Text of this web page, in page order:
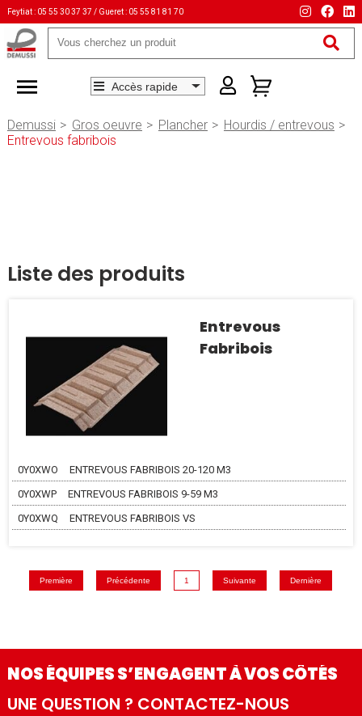
Feytiat : 05 55 30 37 37 / Gueret : 05 55 81 81 70
Mots-
clés
Demussi Gros oeuvre Plancher
Hourdis / entrevous
Entrevous fabribois
Liste des produits
Entrevous
Fabribois
0Y0XWO
ENTREVOUS FABRIBOIS 20-120 M3
0Y0XWP
ENTREVOUS FABRIBOIS 9-59 M3
0Y0XWQ
ENTREVOUS FABRIBOIS VS
Première Précédente 1 Suivante Dernière
NOS ÉQUIPES S’ENGAGENT À VOS CÔTÉS
UNE QUESTION ? CONTACTEZ-NOUS